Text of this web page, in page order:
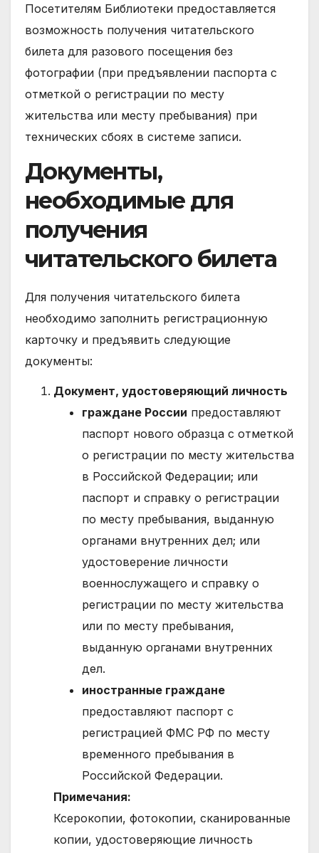
Посетителям Библиотеки предоставляется
возможность получения читательского
билета для разового посещения без
фотографии (при предъявлении паспорта с
отметкой о регистрации по месту
жительства или месту пребывания) при
технических сбоях в системе записи.
Документы,
необходимые для
получения
читательского билета
Для получения читательского билета
необходимо заполнить регистрационную
карточку и предъявить следующие
документы:
Документ, удостоверяющий личность
граждане России предоставляют
паспорт нового образца с отметкой
о регистрации по месту жительства
в Российской Федерации; или
паспорт и справку о регистрации
по месту пребывания, выданную
органами внутренних дел; или
удостоверение личности
военнослужащего и справку о
регистрации по месту жительства
или по месту пребывания,
выданную органами внутренних
дел.
иностранные граждане
предоставляют паспорт с
регистрацией ФМС РФ по месту
временного пребывания в
Российской Федерации.
Примечания:
Ксерокопии, фотокопии, сканированные
копии, удостоверяющие личность